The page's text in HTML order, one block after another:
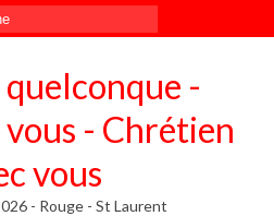
-
- Chrétien
vous
- Rouge - St Laurent